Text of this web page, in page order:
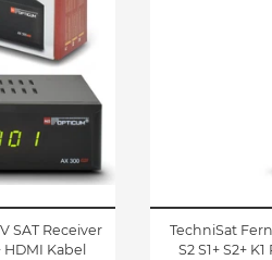
SAT Receiver
HDMI Kabel
TechniSat
S2 S1+ S2+